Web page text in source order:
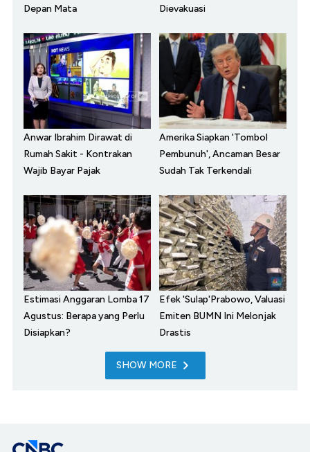
Depan Mata
Dievakuasi
Anwar Ibrahim Dirawat di
Rumah Sakit - Kontrakan
Wajib Bayar Pajak
Amerika Siapkan 'Tombol
Pembunuh', Ancaman Besar
Sudah Tak Terkendali
Estimasi Anggaran Lomba 17
Agustus: Berapa yang Perlu
Disiapkan?
Efek 'Sulap'Prabowo, Valuasi
Emiten BUMN Ini Melonjak
Drastis
SHOW MORE